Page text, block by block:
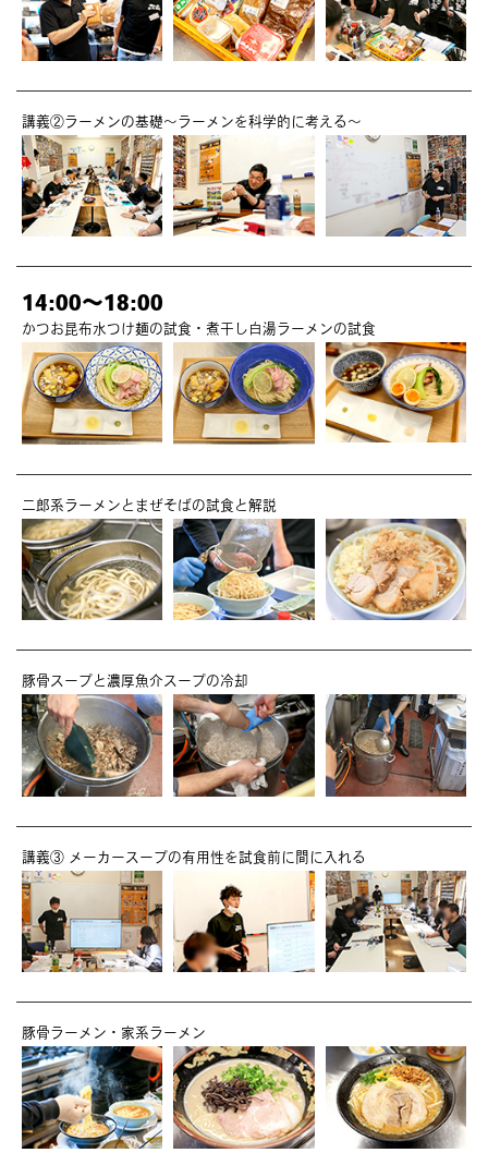
講義②ラーメンの基礎〜ラーメンを科学的に考える〜
14:00～18:00
かつお昆布水つけ麺の試食・煮干し白湯ラーメンの試食
二郎系ラーメンとまぜそばの試食と解説
豚骨スープと濃厚魚介スープの冷却
講義③ メーカースープの有用性を試食前に間に入れる
豚骨ラーメン・家系ラーメン